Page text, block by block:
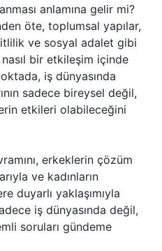
anlamına gelir mi?
öte, toplumsal yapılar,
ve sosyal adalet gibi
bir etkileşim içinde
iş dünyasında
sadece bireysel değil,
etkileri olabileceğini
erkeklerin çözüm
ve kadınların
duyarlı yaklaşımıyla
iş dünyasında değil,
soruları gündeme